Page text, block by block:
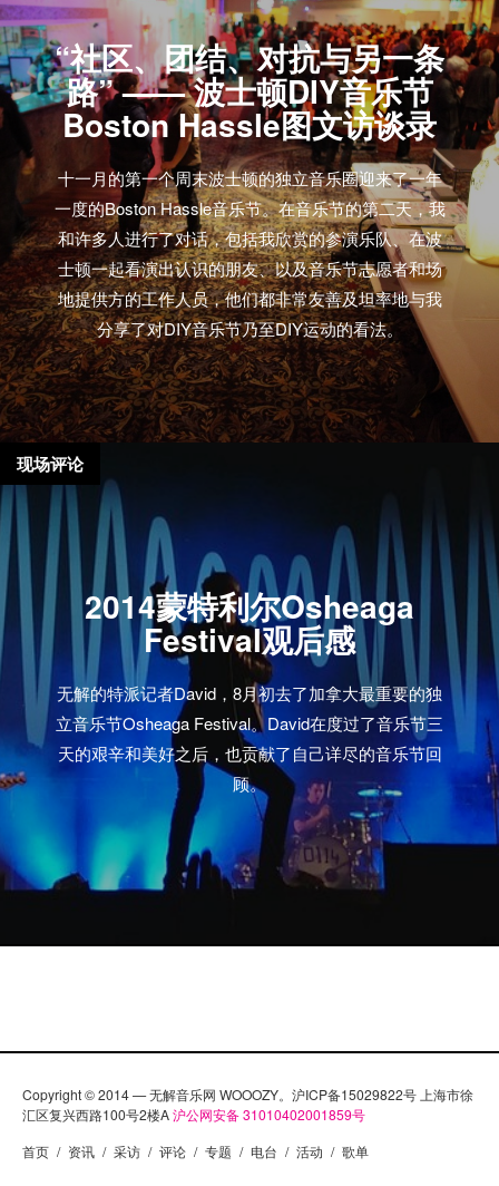
“社区、团结、对抗与另一条
路” —— 波士顿DIY音乐节
Boston Hassle图文访谈录
十一月的第一个周末波士顿的独立音乐圈迎来了一年
一度的Boston Hassle音乐节。在音乐节的第二天，我
和许多人进行了对话，包括我欣赏的参演乐队、在波
士顿一起看演出认识的朋友、以及音乐节志愿者和场
地提供方的工作人员，他们都非常友善及坦率地与我
分享了对DIY音乐节乃至DIY运动的看法。
2014蒙特利尔Osheaga
Festival观后感
无解的特派记者David，8月初去了加拿大最重要的独
立音乐节Osheaga Festival。David在度过了音乐节三
天的艰辛和美好之后，也贡献了自己详尽的音乐节回
顾。
现场评论
Copyright © 2014 — 无解音乐网 WOOOZY。沪ICP备15029822号 上海市徐
汇区复兴西路100号2楼A沪公网安备 31010402001859号
首页 / 资讯 / 采访 / 评论 / 专题 / 电台 / 活动 / 歌单